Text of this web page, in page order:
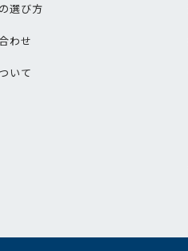
選び方
わせ
いて